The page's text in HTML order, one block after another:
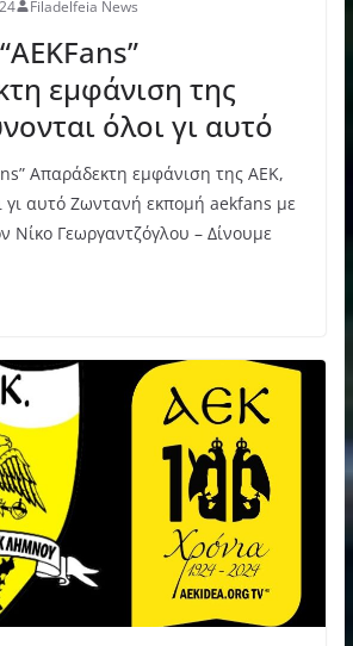
Filadelfeia News
εμφάνιση της
όλοι γι αυτό
Aπαράδεκτη εμφάνιση της ΑΕΚ,
γι αυτό Ζωντανή εκπομή aekfans με
Νίκο Γεωργαντζόγλου – Δίνουμε